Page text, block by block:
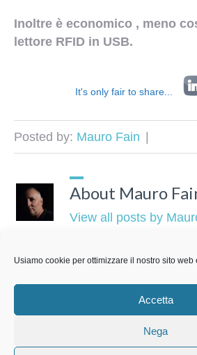
Usiamo cookie per ottimizzare il nostro sito web
Accetta
Nega
Inoltre è economico , meno
lettore RFID in USB.
It's only fair to share...
Posted by: Mauro Fain
About Mauro
View all posts by